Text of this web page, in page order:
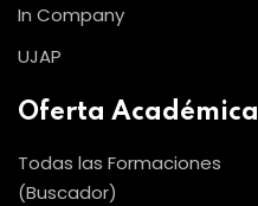
In Company
UJAP
Oferta Académica
Todas las Formaciones
(Buscador)